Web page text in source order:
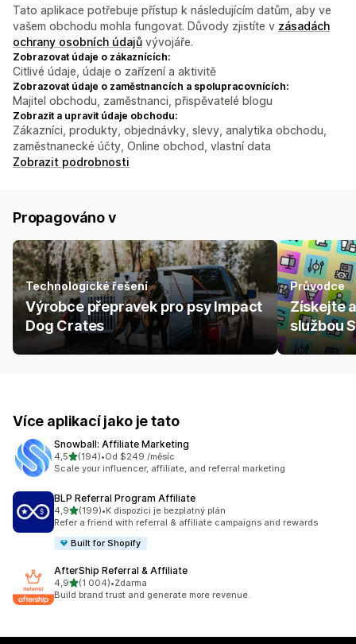
Tato aplikace potřebuje přístup k následujícím datům, aby ve
vašem obchodu mohla fungovat. Důvody zjistíte v zásadách
ochrany osobních údajů vývojáře.
Zobrazovat údaje o zákaznících:
Citlivé údaje, údaje o zařízení a aktivitě
Zobrazovat údaje o zaměstnancích a spolupracovnících:
Majitel obchodu, zaměstnanci, přispěvatelé blogu
Zobrazit a upravit údaje obchodu:
Zákazníci, produkty, objednávky, slevy, analytika obchodu,
zaměstnanecké účty, Online obchod, vlastní data
Zobrazit podrobnosti
Propagováno v
Technologické řešení
Výrobce přepravek pro psy Impact
Dog Crates
Průvodce
Získejte
službou
Více aplikací jako je tato
Snowball: Affiliate Marketing
4,5z 5 hvězd
(194)
Celkový počet recenzí: 194
•Od $249 /měsíc
Scale your influencer, affiliate, and referral marketing
BLP Referral Program Affiliate
4,9z 5 hvězd
(199)
Celkový počet recenzí: 199
•K dispozici je bezplatný plán
Refer a friend with referral & affiliate campaigns and rewards
Built for Shopify
AfterShip Referral & Affiliate
4,9z 5 hvězd
(1 004)
Celkový počet recenzí: 1004
•Zdarma
Build brand trust and generate more revenue.